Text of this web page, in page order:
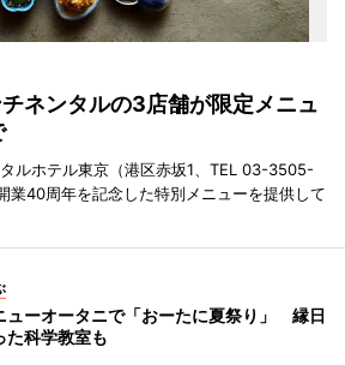
ネンタルの3店舗が限定メニュ
ルホテル東京（港区赤坂1、TEL 03-3505-
業40周年を記念した特別メニューを提供して
ューオータニで「おーたに夏祭り」 縁日
た科学教室も